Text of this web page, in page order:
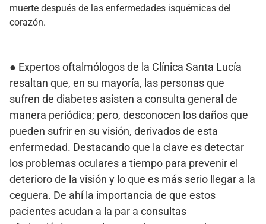
muerte después de las enfermedades isquémicas del
corazón.
● Expertos oftalmólogos de la Clínica Santa Lucía
resaltan que, en su mayoría, las personas que
sufren de diabetes asisten a consulta general de
manera periódica; pero, desconocen los daños que
pueden sufrir en su visión, derivados de esta
enfermedad. Destacando que la clave es detectar
los problemas oculares a tiempo para prevenir el
deterioro de la visión y lo que es más serio llegar a la
ceguera. De ahí la importancia de que estos
pacientes acudan a la par a consultas